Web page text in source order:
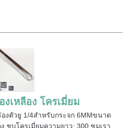
เหลือง โครเมี่ยม
งตัวยู 1/4สำหรับกระจก 6MMขนาด
ชุบโครเมี่ยมความยาว: 300 ซมเรา